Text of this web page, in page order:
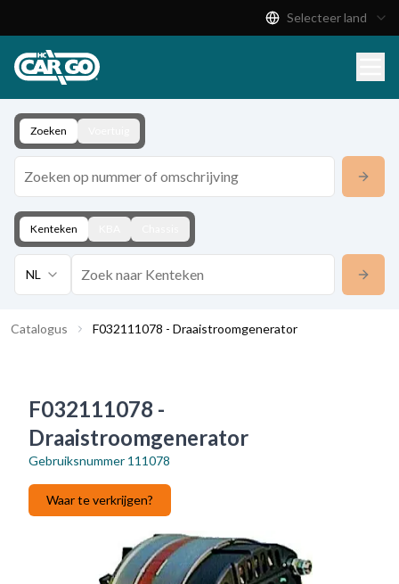
Download
Contact
Selecteer land
Zoeken
Kenteken
NL
Catalogus F032111078 - Draaistroomgenerator
F032111078 -
Draaistroomgenerator
Gebruiksnummer 111078
Waar te verkrijgen?